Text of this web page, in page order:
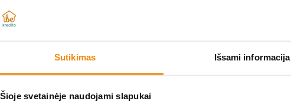
Sutikimas Išsami informacija
Šioje svetainėje naudojami slapukai